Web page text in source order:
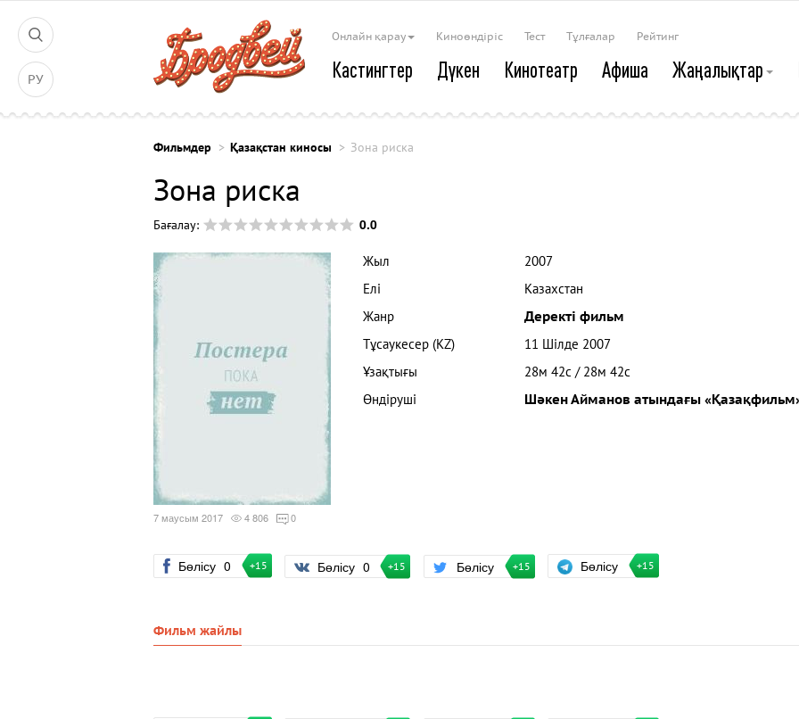
РУ
Онлайн қарау Киноөндіріс Тест Тұлғалар Рейтинг
Кастингтер Дүкен Кинотеатр Афиша Жаңалықтар
Фильмдер Қазақстан киносы Зона риска
Зона риска
Бағалау: 0.0
7 маусым 2017 4 806 0
Жыл
2007
Елі
Казахстан
Жанр
Деректі фильм
Тұсаукесер (KZ)
11 Шілде 2007
Ұзақтығы
28м 42с / 28м 42с
Өндіруші
Шәкен Айманов атындағы
Бөлісу 0 +15 Бөлісу 0 +15 Бөлісу +15 Бөлісу +15
Фильм жайлы